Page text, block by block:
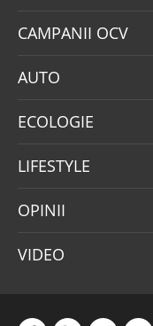
CAMPANII OCV
AUTO
ECOLOGIE
LIFESTYLE
OPINII
VIDEO